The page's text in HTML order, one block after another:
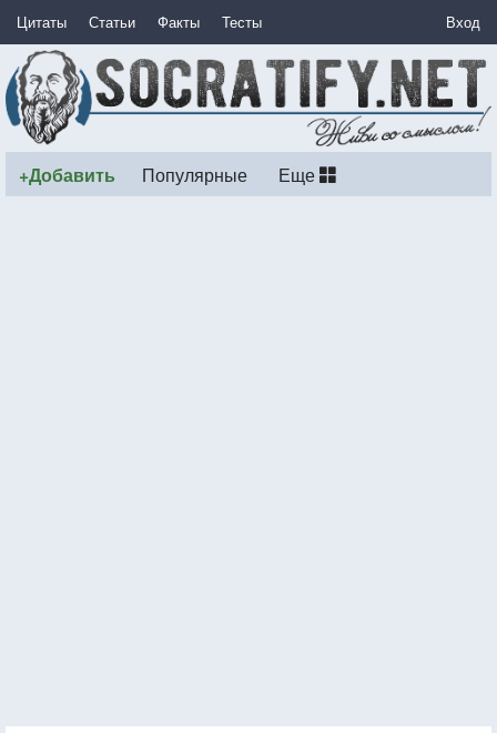
Цитаты Статьи Факты Тесты Вход
+Добавить Популярные Еще